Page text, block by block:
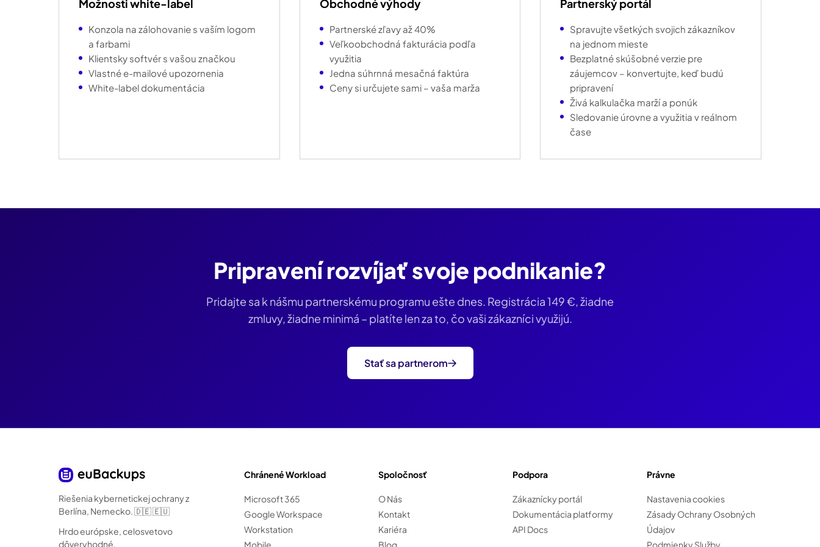
Možnosti white-label
Konzola na zálohovanie s vaším logom
a farbami
Klientsky softvér s vašou značkou
Vlastné e-mailové upozornenia
White-label dokumentácia
Obchodné výhody
Partnerské zľavy až 40%
Veľkoobchodná fakturácia podľa
využitia
Jedna súhrnná mesačná faktúra
Ceny si určujete sami – vaša marža
Partnerský portál
Spravujte všetkých svojich zákazníkov
na jednom mieste
Bezplatné skúšobné verzie pre
záujemcov – konvertujte, keď budú
pripravení
Živá kalkulačka marží a ponúk
Sledovanie úrovne a využitia v reálnom
čase
Pripravení rozvíjať svoje podnikanie?
Pridajte sa k nášmu partnerskému programu ešte dnes. Registrácia149 €, žiadne
zmluvy, žiadne minimá – platíte len za to, čo vaši zákazníci využijú.
Stať sa partnerom
Riešenia kybernetickej ochrany z
Berlína, Nemecko. 🇩🇪 🇪🇺
Hrdo európske, celosvetovo
dôveryhodné.
Chránené Workload
Microsoft 365
Google Workspace
Workstation
Mobile
Spoločnosť
O Nás
Kontakt
Kariéra
Blog
Podpora
Zákaznícky portál
Dokumentácia platformy
API Docs
Právne
Nastavenia cookies
Zásady Ochrany Osobných
Údajov
Podmienky Služby